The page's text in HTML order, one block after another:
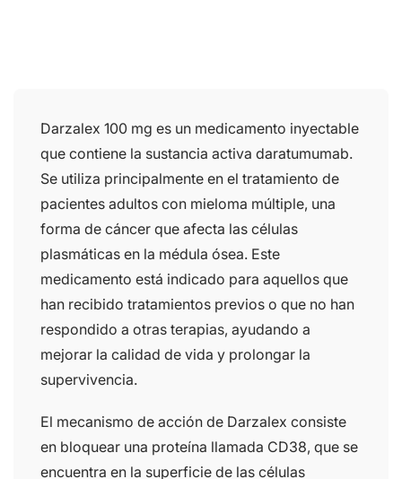
Darzalex 100 mg es un medicamento inyectable
que contiene la sustancia activa daratumumab.
Se utiliza principalmente en el tratamiento de
pacientes adultos con mieloma múltiple, una
forma de cáncer que afecta las células
plasmáticas en la médula ósea. Este
medicamento está indicado para aquellos que
han recibido tratamientos previos o que no han
respondido a otras terapias, ayudando a
mejorar la calidad de vida y prolongar la
supervivencia.
El mecanismo de acción de Darzalex consiste
en bloquear una proteína llamada CD38, que se
encuentra en la superficie de las células